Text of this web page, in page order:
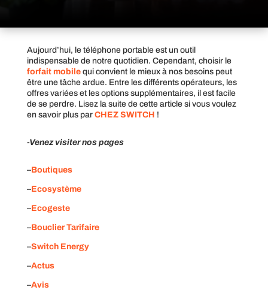
Aujourd’hui, le téléphone portable est un outil
indispensable de notre quotidien. Cependant, choisir le
forfait mobilequi convient le mieux à nos besoins peut
être une tâche ardue. Entre les différents opérateurs, les
offres variées et les options supplémentaires, il est facile
de se perdre. Lisez la suite de cette article si vous voulez
en savoir plus par CHEZ SWITCH !
-Venez visiter nos pages
–Boutiques
–Ecosystème
–Ecogeste
–Bouclier Tarifaire
–Switch Energy
–Actus
–Avis